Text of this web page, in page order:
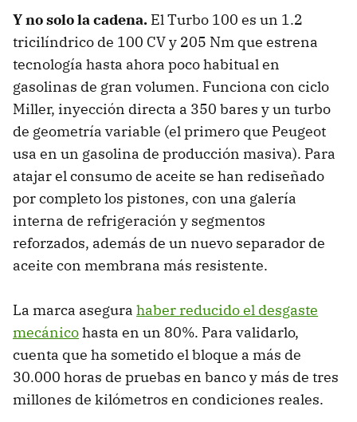
Y no solo la cadena. El Turbo 100 es un 1.2
tricilíndrico de 100 CV y 205 Nm que estrena
tecnología hasta ahora poco habitual en
gasolinas de gran volumen. Funciona con ciclo
Miller, inyección directa a 350 bares y un turbo
de geometría variable (el primero que Peugeot
usa en un gasolina de producción masiva). Para
atajar el consumo de aceite se han rediseñado
por completo los pistones, con una galería
interna de refrigeración y segmentos
reforzados, además de un nuevo separador de
aceite con membrana más resistente.
La marca asegura haber reducido el desgaste
mecánicohasta en un 80%. Para validarlo,
cuenta que ha sometido el bloque a más de
30.000 horas de pruebas en banco y más de tres
millones de kilómetros en condiciones reales.